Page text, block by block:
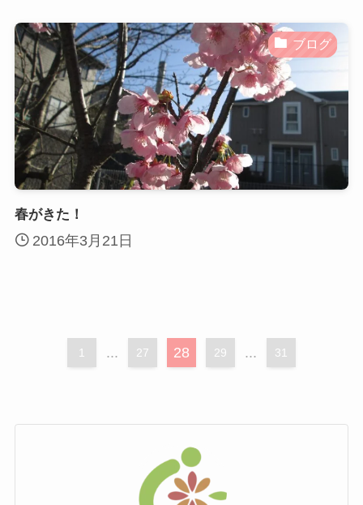
ブログ
春がきた！
2016年3月21日
1 ... 27 28 29 ... 31